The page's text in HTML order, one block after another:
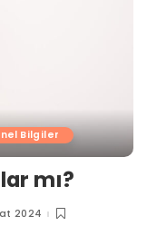
Bilgiler
mı?
2024